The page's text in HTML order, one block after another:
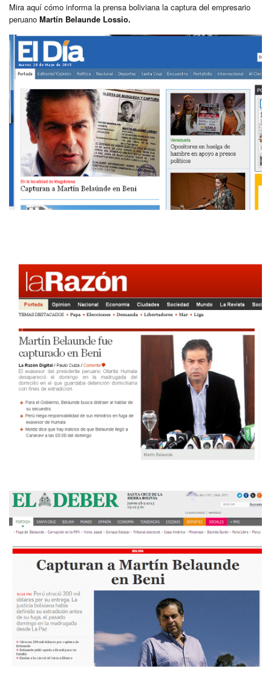
Mira aquí cómo informa la prensa boliviana la captura del empresario
peruano Martín Belaunde Lossio.